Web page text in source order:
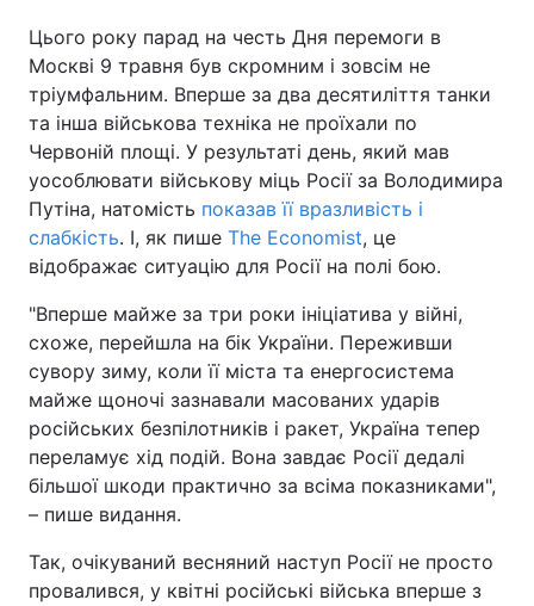
Цього року парад на честь Дня перемоги в
Москві 9 травня був скромним і зовсім не
тріумфальним. Вперше за два десятиліття танки
та інша військова техніка не проїхали по
Червоній площі. У результаті день, який мав
уособлювати військову міць Росії за Володимира
Путіна, натомість показав її вразливість і
слабкість. І, як пише The Economist, це
відображає ситуацію для Росії на полі бою.
"Вперше майже за три роки ініціатива у війні,
схоже, перейшла на бік України. Переживши
сувору зиму, коли її міста та енергосистема
майже щоночі зазнавали масованих ударів
російських безпілотників і ракет, Україна тепер
переламує хід подій. Вона завдає Росії дедалі
більшої шкоди практично за всіма показниками",
– пише видання.
Так, очікуваний весняний наступ Росії не просто
провалився, у квітні російські війська вперше з